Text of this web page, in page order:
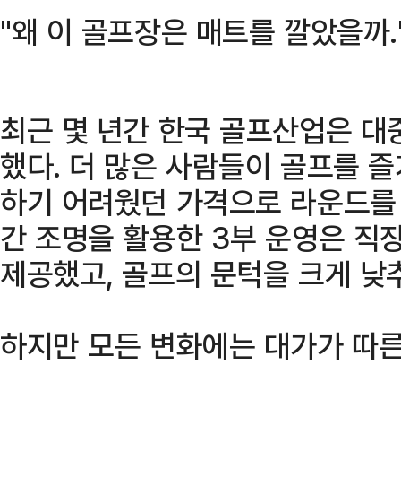
"왜 이 골프장은 매트를 깔았을까
최근 몇 년간 한국 골프산업은
했다. 더 많은 사람들이 골프를
하기 어려웠던 가격으로 라운드
간 조명을 활용한 3부 운영은 직
제공했고, 골프의 문턱을 크게 낮
하지만 모든 변화에는 대가가 따